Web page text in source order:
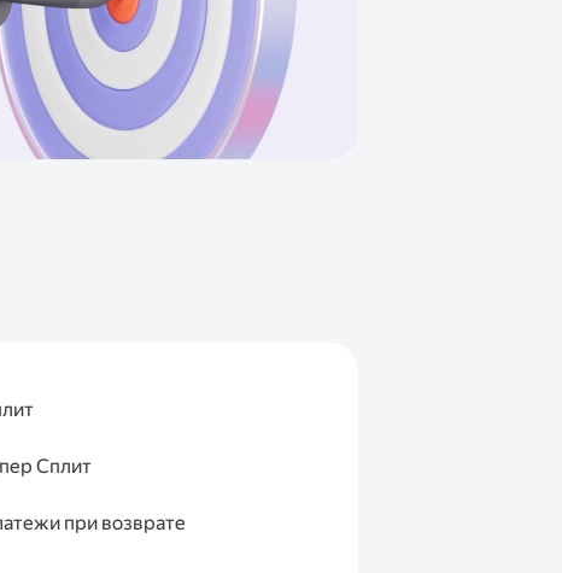
Сплит
при возврате